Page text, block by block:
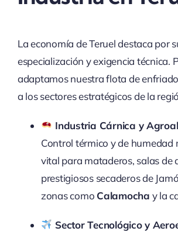
La economía de Teruel destaca por
especialización y exigencia técnica.
adaptamos nuestra flota de
a los sectores estratégicos de la
Industria Cárnica y
Control térmico y de humedad
vital para mataderos, salas de
prestigiosos secaderos de
zonas como Calamocha y la
Sector Tecnológico y